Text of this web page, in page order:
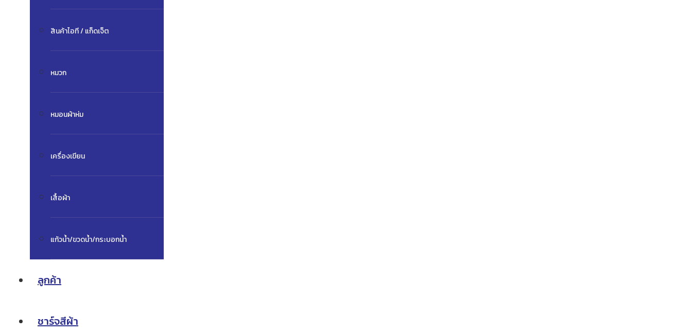
สินค้าไอที / แก็ดเจ็ต
หมวก
หมอนผ้าห่ม
เครื่องเขียน
เสื้อผ้า
แก้วน้ำ/ขวดน้ำ/กระบอกน้ำ
ลูกค้า
ชาร์จสีผ้า